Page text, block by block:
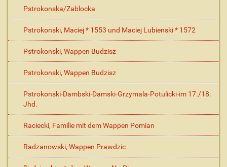
Pstrokonska/Zablocka
Pstrokonski, Maciej * 1553 und Maciej Lubienski * 1572
Pstrokonski, Wappen Budzisz
Pstrokonski, Wappen Budzisz
Pstrokonski-Dambski-Damski-Grzymala-Potulicki-im 17./18.
Jhd.
Raciecki, Familie mit dem Wappen Pomian
Radzanowski, Wappen Prawdzic